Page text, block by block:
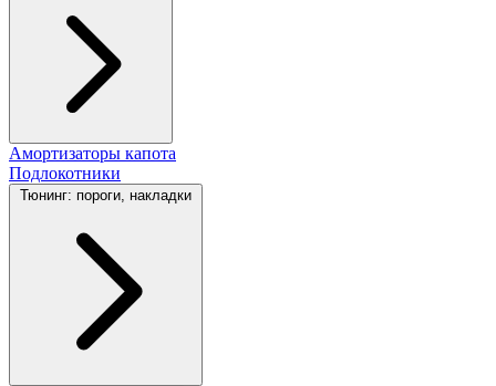
Амортизаторы капота
Подлокотники
Тюнинг: пороги, накладки